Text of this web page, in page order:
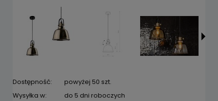
Dostępność:
powyżej 50 szt.
Wysyłka w:
do 5 dni roboczych